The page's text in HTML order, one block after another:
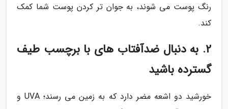
رنگ پوست می شوند، به جوان تر کردن پوست شما کمک
کند.
2. به دنبال ضدآفتاب های با برچسب طیف
گسترده باشید
خورشید دو اشعه مضر دارد که به زمین می رسند؛ UVA و